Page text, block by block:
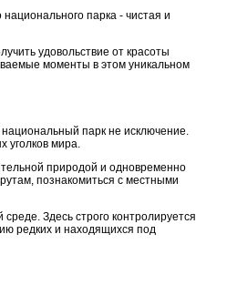
парка - чистая и
удовольствие от красоты
моменты в этом уникальном
национальный парк не исключение.
уголков мира.
природой и одновременно
познакомиться с местными
Здесь строго контролируется
редких и находящихся под